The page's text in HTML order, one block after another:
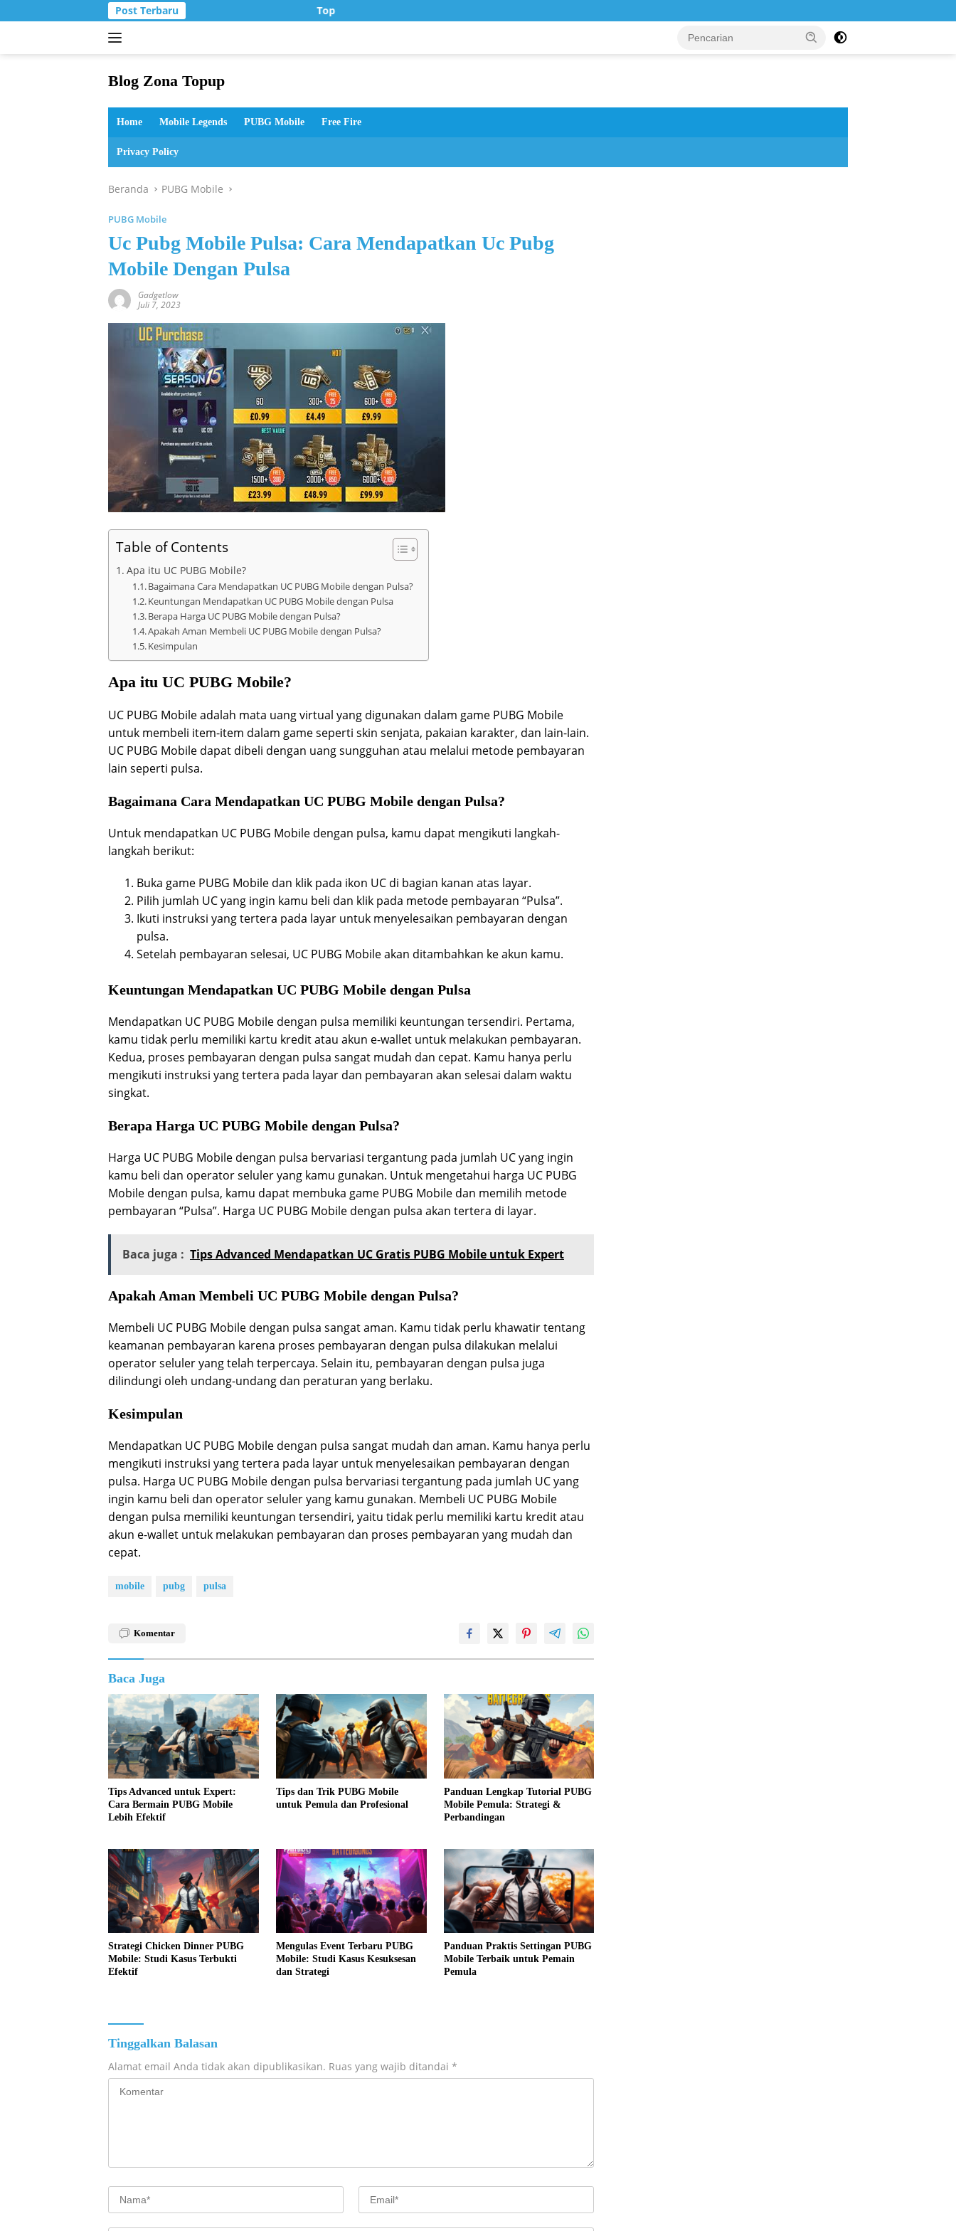
ke
Post Terbaru Top Up Murah di Zona Topup
Blog Zona Topup
dan
bermain
Home Mobile Legends PUBG Mobile Free Fire
Privacy Policy
Beranda PUBG Mobile
PUBG Mobile
Uc Pubg Mobile Pulsa: Cara Mendapatkan Uc Pubg
Mobile Dengan Pulsa
Gadgetlow
Juli 7, 2023
Table of Contents
Apa itu UC PUBG Mobile?
Bagaimana Cara Mendapatkan UC PUBG Mobile dengan Pulsa?
Keuntungan Mendapatkan UC PUBG Mobile dengan Pulsa
Berapa Harga UC PUBG Mobile dengan Pulsa?
Apakah Aman Membeli UC PUBG Mobile dengan Pulsa?
Kesimpulan
Apa itu UC PUBG Mobile?
UC PUBG Mobile adalah mata uang virtual yang digunakan dalam game PUBG Mobile
untuk membeli item-item dalam game seperti skin senjata, pakaian karakter, dan lain-lain.
UC PUBG Mobile dapat dibeli dengan uang sungguhan atau melalui metode pembayaran
lain seperti pulsa.
Bagaimana Cara Mendapatkan UC PUBG Mobile dengan Pulsa?
Untuk mendapatkan UC PUBG Mobile dengan pulsa, kamu dapat mengikuti langkah-
langkah berikut:
Buka game PUBG Mobile dan klik pada ikon UC di bagian kanan atas layar.
Pilih jumlah UC yang ingin kamu beli dan klik pada metode pembayaran “Pulsa”.
Ikuti instruksi yang tertera pada layar untuk menyelesaikan pembayaran dengan
pulsa.
Setelah pembayaran selesai, UC PUBG Mobile akan ditambahkan ke akun kamu.
Keuntungan Mendapatkan UC PUBG Mobile dengan Pulsa
Mendapatkan UC PUBG Mobile dengan pulsa memiliki keuntungan tersendiri. Pertama,
kamu tidak perlu memiliki kartu kredit atau akun e-wallet untuk melakukan pembayaran.
Kedua, proses pembayaran dengan pulsa sangat mudah dan cepat. Kamu hanya perlu
mengikuti instruksi yang tertera pada layar dan pembayaran akan selesai dalam waktu
singkat.
Berapa Harga UC PUBG Mobile dengan Pulsa?
Harga UC PUBG Mobile dengan pulsa bervariasi tergantung pada jumlah UC yang ingin
kamu beli dan operator seluler yang kamu gunakan. Untuk mengetahui harga UC PUBG
Mobile dengan pulsa, kamu dapat membuka game PUBG Mobile dan memilih metode
pembayaran “Pulsa”. Harga UC PUBG Mobile dengan pulsa akan tertera di layar.
Baca juga : Tips Advanced Mendapatkan UC Gratis PUBG Mobile untuk Expert
Apakah Aman Membeli UC PUBG Mobile dengan Pulsa?
Membeli UC PUBG Mobile dengan pulsa sangat aman. Kamu tidak perlu khawatir tentang
keamanan pembayaran karena proses pembayaran dengan pulsa dilakukan melalui
operator seluler yang telah terpercaya. Selain itu, pembayaran dengan pulsa juga
dilindungi oleh undang-undang dan peraturan yang berlaku.
Kesimpulan
Mendapatkan UC PUBG Mobile dengan pulsa sangat mudah dan aman. Kamu hanya perlu
mengikuti instruksi yang tertera pada layar untuk menyelesaikan pembayaran dengan
pulsa. Harga UC PUBG Mobile dengan pulsa bervariasi tergantung pada jumlah UC yang
ingin kamu beli dan operator seluler yang kamu gunakan. Membeli UC PUBG Mobile
dengan pulsa memiliki keuntungan tersendiri, yaitu tidak perlu memiliki kartu kredit atau
akun e-wallet untuk melakukan pembayaran dan proses pembayaran yang mudah dan
cepat.
mobile pubg pulsa
Komentar
Baca Juga
Tips Advanced untuk Expert:
Cara Bermain PUBG Mobile
Lebih Efektif
Tips dan Trik PUBG Mobile
untuk Pemula dan Profesional
Panduan Lengkap Tutorial PUBG
Mobile Pemula: Strategi &
Perbandingan
Strategi Chicken Dinner PUBG
Mobile: Studi Kasus Terbukti
Efektif
Mengulas Event Terbaru PUBG
Mobile: Studi Kasus Kesuksesan
dan Strategi
Panduan Praktis Settingan PUBG
Mobile Terbaik untuk Pemain
Pemula
Tinggalkan Balasan
Alamat email Anda tidak akan dipublikasikan. Ruas yang wajib ditandai *